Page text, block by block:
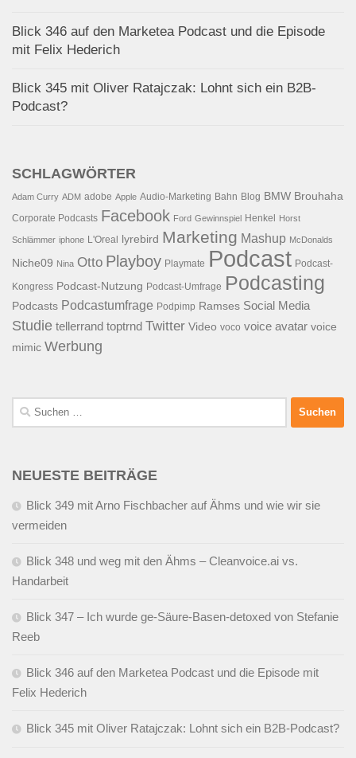
Blick 346 auf den Marketea Podcast und die Episode
mit Felix Hederich
Blick 345 mit Oliver Ratajczak: Lohnt sich ein B2B-
Podcast?
SCHLAGWÖRTER
Adam Curry ADM adobe Apple Audio-Marketing Bahn Blog BMW Brouhaha
Corporate Podcasts Facebook Ford Gewinnspiel Henkel Horst
Schlämmer iphone L'Oreal lyrebird Marketing Mashup McDonalds
Niche09 Nina Otto Playboy Playmate Podcast Podcast-
Kongress Podcast-Nutzung Podcast-Umfrage Podcasting
Podcasts Podcastumfrage Podpimp Ramses Social Media
Studie tellerrand toptrnd Twitter Video voco voice avatar voice
mimic Werbung
Suchen
nach:
NEUESTE BEITRÄGE
Blick 349 mit Arno Fischbacher auf Ähms und wie wir sie
vermeiden
Blick 348 und weg mit den Ähms – Cleanvoice.ai vs.
Handarbeit
Blick 347 – Ich wurde ge-Säure-Basen-detoxed von Stefanie
Reeb
Blick 346 auf den Marketea Podcast und die Episode mit
Felix Hederich
Blick 345 mit Oliver Ratajczak: Lohnt sich ein B2B-Podcast?